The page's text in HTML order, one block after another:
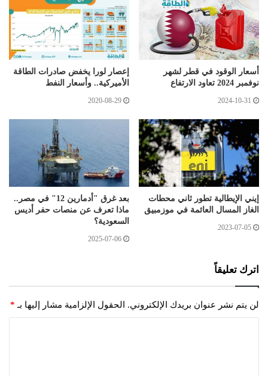
أسعار الوقود في قطر لشهر
نوفمبر 2024 تعاود الارتفاع
2024-10-31
إعصار لورا يخفض صادرات الطاقة
الأميركية.. وأسعار النفط
2020-08-29
إيني الإيطالية تطور ثاني محطات
الغاز المسال العائمة في موزمبيق
2023-07-05
بعد غرق "أدمارين 12" في مصر..
ماذا تعرف عن منصات حفر أديس
السعودية؟
2025-07-06
اترك تعليقاً
لن يتم نشر عنوان بريدك الإلكتروني. الحقول الإلزامية مشار إليها بـ *